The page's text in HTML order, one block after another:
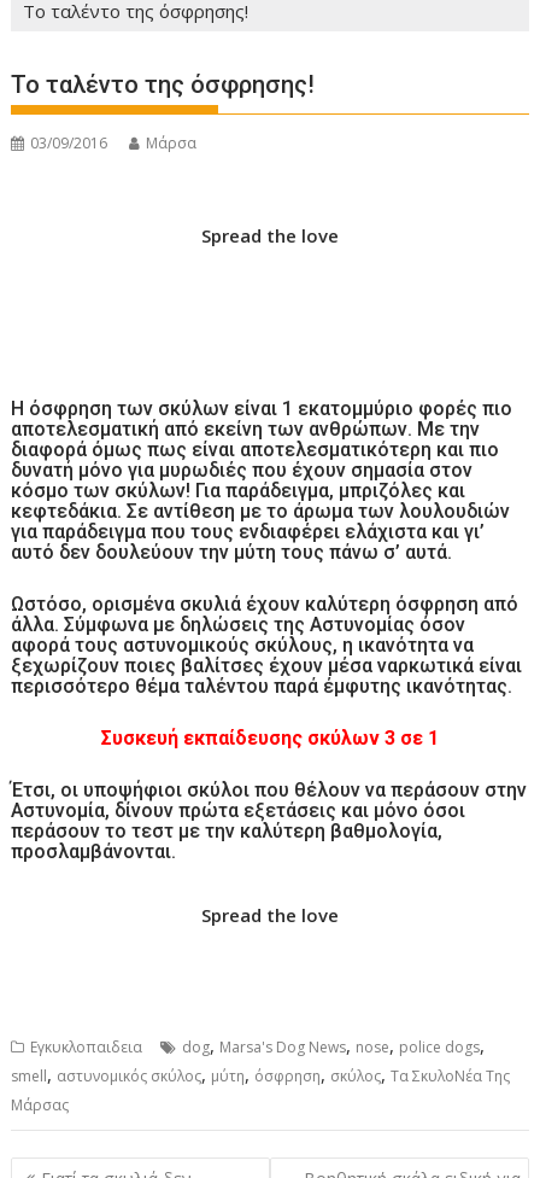
Το ταλέντο της όσφρησης!
Το ταλέντο της όσφρησης!
03/09/2016 Μάρσα
Spread the love
Η όσφρηση των σκύλων είναι 1 εκατομμύριο φορές πιο
αποτελεσματική από εκείνη των ανθρώπων. Με την
διαφορά όμως πως είναι αποτελεσματικότερη και πιο
δυνατή μόνο για μυρωδιές που έχουν σημασία στον
κόσμο των σκύλων! Για παράδειγμα, μπριζόλες και
κεφτεδάκια. Σε αντίθεση με το άρωμα των λουλουδιών
για παράδειγμα που τους ενδιαφέρει ελάχιστα και γι’
αυτό δεν δουλεύουν την μύτη τους πάνω σ’ αυτά.
Ωστόσο, ορισμένα σκυλιά έχουν καλύτερη όσφρηση από
άλλα. Σύμφωνα με δηλώσεις της Αστυνομίας όσον
αφορά τους αστυνομικούς σκύλους, η ικανότητα να
ξεχωρίζουν ποιες βαλίτσες έχουν μέσα ναρκωτικά είναι
περισσότερο θέμα ταλέντου παρά έμφυτης ικανότητας.
Συσκευή εκπαίδευσης σκύλων 3 σε 1
Έτσι, οι υποψήφιοι σκύλοι που θέλουν να περάσουν στην
Αστυνομία, δίνουν πρώτα εξετάσεις και μόνο όσοι
περάσουν το τεστ με την καλύτερη βαθμολογία,
προσλαμβάνονται.
Spread the love
Εγκυκλοπαιδεια dog, Marsa's Dog News, nose, police dogs,
smell, αστυνομικός σκύλος, μύτη, όσφρηση, σκύλος,Τα ΣκυλοΝέα Της
Μάρσας